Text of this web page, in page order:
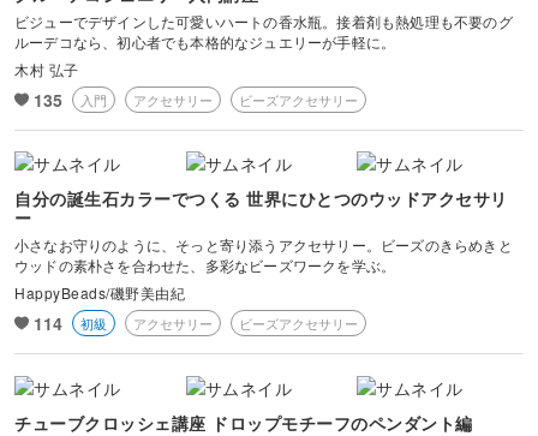
ビジューでデザインした可愛いハートの香水瓶。接着剤も熱処理も不要のグ
ルーデコなら、初心者でも本格的なジュエリーが手軽に。
木村 弘子
135 入門 アクセサリー ビーズアクセサリー
自分の誕生石カラーでつくる 世界にひとつのウッドアクセサリ
ー
小さなお守りのように、そっと寄り添うアクセサリー。ビーズのきらめきと
ウッドの素朴さを合わせた、多彩なビーズワークを学ぶ。
HappyBeads/磯野美由紀
114 初級 アクセサリー ビーズアクセサリー
チューブクロッシェ講座 ドロップモチーフのペンダント編